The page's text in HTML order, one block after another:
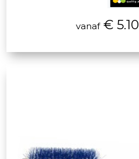
vanaf€ 5.10